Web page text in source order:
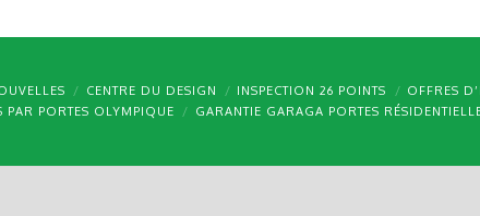
CENTRE DU DESIGN INSPECTION 26 POINTS OFFRES
PAR PORTES OLYMPIQUE
GARANTIE GARAGA PORTES